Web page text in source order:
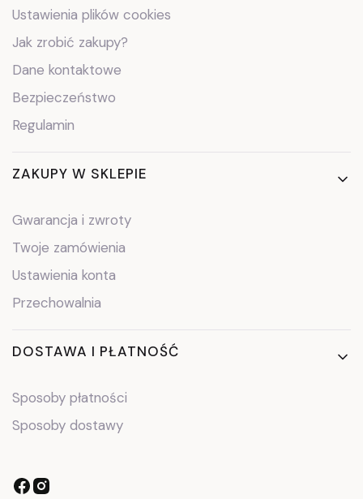
Ustawienia plików cookies
Jak zrobić zakupy?
Dane kontaktowe
Bezpieczeństwo
Regulamin
ZAKUPY W SKLEPIE
Gwarancja i zwroty
Twoje zamówienia
Ustawienia konta
Przechowalnia
DOSTAWA I PŁATNOŚĆ
Sposoby płatności
Sposoby dostawy